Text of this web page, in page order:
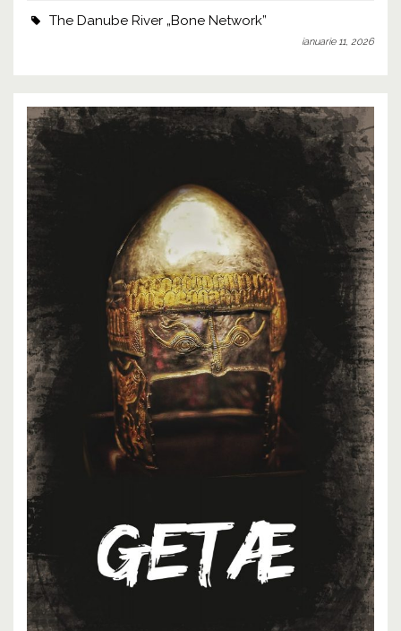
The Danube River „Bone Network”
ianuarie 11, 2026